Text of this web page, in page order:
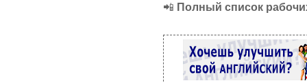
📲 Полный список